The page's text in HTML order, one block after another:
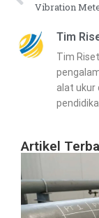
Tim
Tim Riset
alat ukur
Artikel